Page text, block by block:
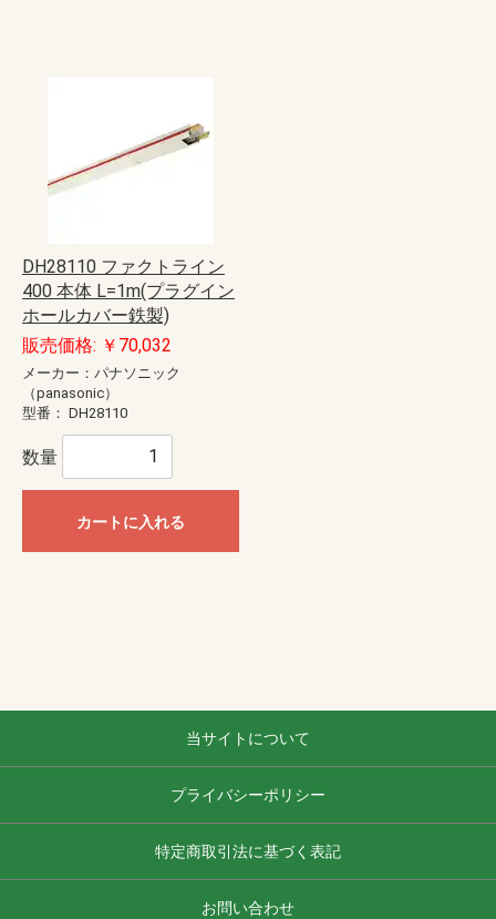
DH28110 ファクトライン
400 本体 L=1m(プラグイン
ホールカバー鉄製)
販売価格: ￥70,032
メーカー：パナソニック
（panasonic）
型番： DH28110
数量
カートに入れる
当サイトについて
プライバシーポリシー
特定商取引法に基づく表記
お問い合わせ